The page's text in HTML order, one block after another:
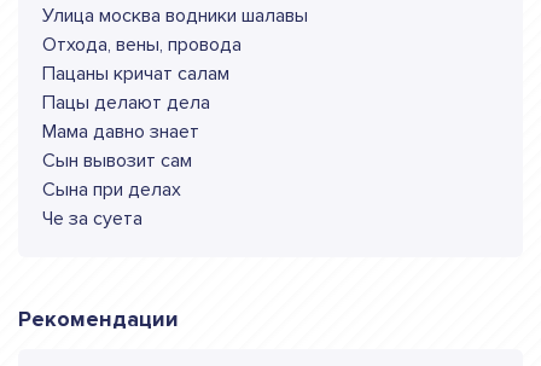
Улица москва водники шалавы
Отхода, вены, провода
Пацаны кричат салам
Пацы делают дела
Мама давно знает
Сын вывозит сам
Сына при делах
Че за суета
Рекомендации